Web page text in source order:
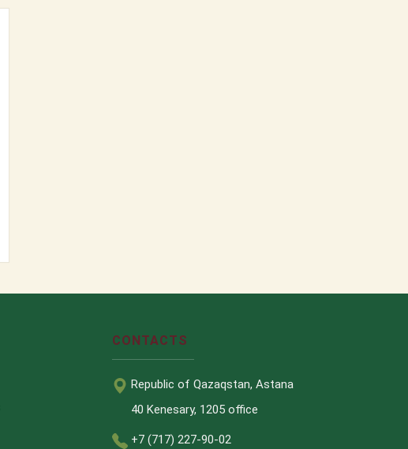
CONTACTS
Republic of Qazaqstan, Astana
40 Kenesary, 1205 office
+7 (717) 227-90-02